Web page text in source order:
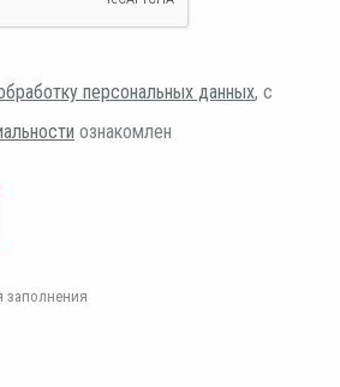
персональных данных, с
ознакомлен
заполнения